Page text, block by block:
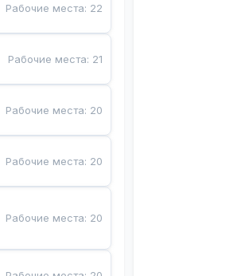
Рабочие места: 22
Рабочие места: 21
Рабочие места: 20
Рабочие места: 20
Рабочие места: 20